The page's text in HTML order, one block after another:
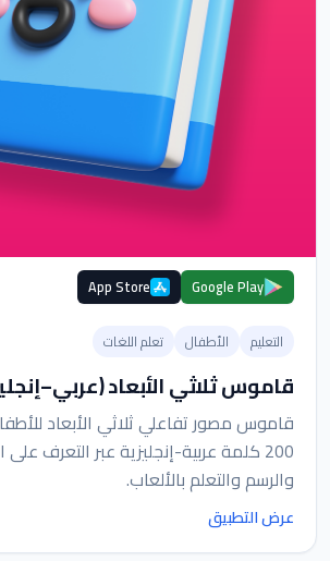
Google Play
App Store
التعليم الأطفال تعلم اللغات
قاموس ثلاثي الأبعاد
قاموس مصور تفاعلي ثلاثي الأبعاد
200 كلمة عربية-إنجليزية عبر التعرف
والرسم والتعلم بالألعاب.
عرض التطبيق